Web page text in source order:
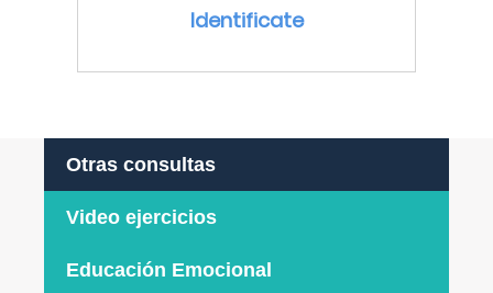
Identificate
Otras consultas
Video ejercicios
Educación Emocional